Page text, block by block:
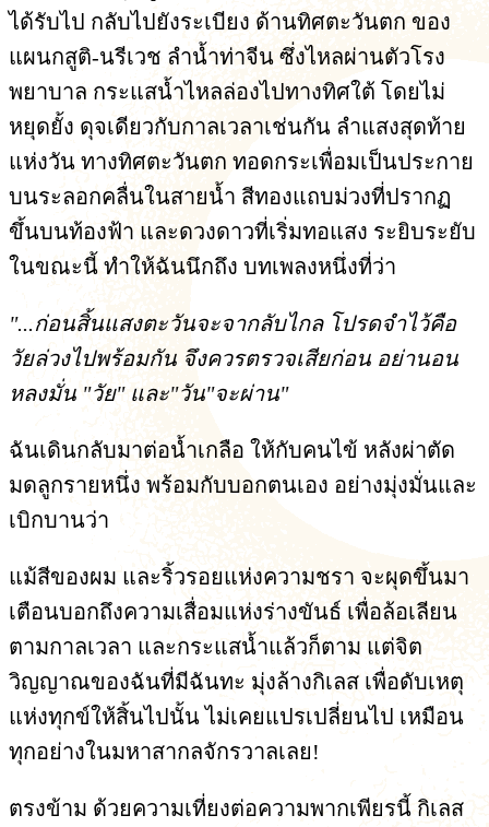
ได้รับไป กลับไปยังระเบียง ด้านทิศตะวันตก ของ
แผนกสูติ-นรีเวช ลำน้ำท่าจีน ซึ่งไหลผ่านตัวโรง
พยาบาล กระแสน้ำไหลล่องไปทางทิศใต้ โดยไม่
หยุดยั้ง ดุจเดียวกับกาลเวลาเช่นกัน ลำแสงสุดท้าย
แห่งวัน ทางทิศตะวันตก ทอดกระเพื่อมเป็นประกาย
บนระลอกคลื่นในสายน้ำ สีทองแถบม่วงที่ปรากฏ
ขึ้นบนท้องฟ้า และดวงดาวที่เริ่มทอแสง ระยิบระยับ
ในขณะนี้ ทำให้ฉันนึกถึง บทเพลงหนึ่งที่ว่า
"...ก่อนสิ้นแสงตะวันจะจากลับไกล โปรดจำไว้คือ
วัยล่วงไปพร้อมกัน จึงควรตรวจเสียก่อน อย่านอน
หลงมั่น "วัย" และ"วัน"จะผ่าน"
ฉันเดินกลับมาต่อน้ำเกลือ ให้กับคนไข้ หลังผ่าตัด
มดลูกรายหนึ่ง พร้อมกับบอกตนเอง อย่างมุ่งมั่นและ
เบิกบานว่า
แม้สีของผม และริ้วรอยแห่งความชรา จะผุดขึ้นมา
เตือนบอกถึงความเสื่อมแห่งร่างขันธ์ เพื่อล้อเลียน
ตามกาลเวลา และกระแสน้ำแล้วก็ตาม แต่จิต
วิญญาณของฉันที่มีฉันทะ มุ่งล้างกิเลส เพื่อดับเหตุ
แห่งทุกข์ให้สิ้นไปนั้น ไม่เคยแปรเปลี่ยนไป เหมือน
ทุกอย่างในมหาสากลจักรวาลเลย!
ตรงข้าม ด้วยความเที่ยงต่อความพากเพียรนี้ กิเลส